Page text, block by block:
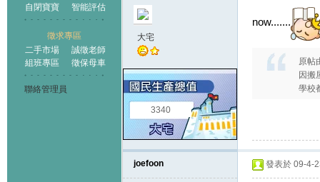
自閉寶寶
智能評估
徵求專區
二手市場
誠徵老師
組班專區
徵保母車
聯絡管理員
大宅
3340
now.......
原帖
因搬
學校
joefoon 發表於 09-4-